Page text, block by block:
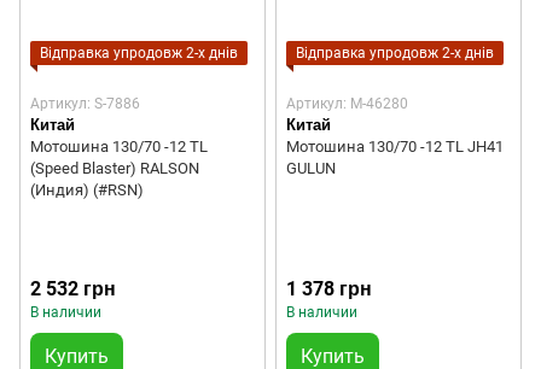
Відправка упродовж 2-х днів
Артикул: S-7886
Китай
Мотошина 130/70 -12 TL
(Speed Blaster) RALSON
(Индия) (#RSN)
2 532 грн
В наличии
Купить
Відправка упродовж 2-х днів
Артикул: M-46280
Китай
Мотошина 130/70 -12 TL JH41
GULUN
1 378 грн
В наличии
Купить